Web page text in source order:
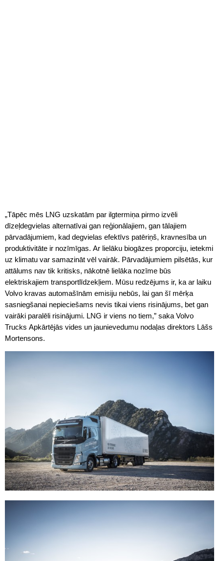
„Tāpēc mēs LNG uzskatām par ilgtermiņa pirmo izvēli
dīzeļdegvielas alternatīvai gan reģionālajiem, gan tālajiem
pārvadājumiem, kad degvielas efektīvs patēriņš, kravnesība un
produktivitāte ir nozīmīgas. Ar lielāku biogāzes proporciju, ietekmi
uz klimatu var samazināt vēl vairāk. Pārvadājumiem pilsētās, kur
attālums nav tik kritisks, nākotnē lielāka nozīme būs
elektriskajiem transportlīdzekļiem. Mūsu redzējums ir, ka ar laiku
Volvo kravas automašīnām emisiju nebūs, lai gan šī mērķa
sasniegšanai nepieciešams nevis tikai viens risinājums, bet gan
vairāki paralēli risinājumi. LNG ir viens no tiem,” saka Volvo
Trucks Apkārtējās vides un jaunievedumu nodaļas direktors Lāšs
Mortensons.